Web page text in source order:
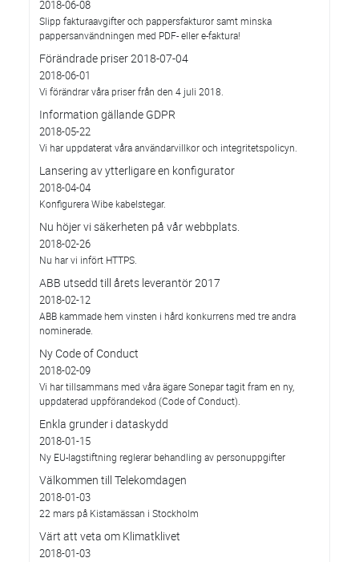
2018-06-08
Slipp fakturaavgifter och pappersfakturor samt minska
pappersanvändningen med PDF- eller e-faktura!
Förändrade priser 2018-07-04
2018-06-01
Vi förändrar våra priser från den 4 juli 2018.
Information gällande GDPR
2018-05-22
Vi har uppdaterat våra användarvillkor och integritetspolicyn.
Lansering av ytterligare en konfigurator
2018-04-04
Konfigurera Wibe kabelstegar.
Nu höjer vi säkerheten på vår webbplats.
2018-02-26
Nu har vi infört HTTPS.
ABB utsedd till årets leverantör 2017
2018-02-12
ABB kammade hem vinsten i hård konkurrens med tre andra
nominerade.
Ny Code of Conduct
2018-02-09
Vi har tillsammans med våra ägare Sonepar tagit fram en ny,
uppdaterad uppförandekod (Code of Conduct).
Enkla grunder i dataskydd
2018-01-15
Ny EU-lagstiftning reglerar behandling av personuppgifter
Välkommen till Telekomdagen
2018-01-03
22 mars på Kistamässan i Stockholm
Värt att veta om Klimatklivet
2018-01-03